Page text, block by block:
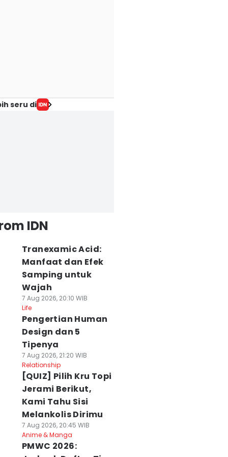
seru di
IDN
Tranexamic Acid:
Manfaat dan Efek
Samping untuk
Wajah
7 Aug 2026, 20:10 WIB
Life
Pengertian Human
Design dan 5
Tipenya
7 Aug 2026, 21:20 WIB
Relationship
[QUIZ] Pilih Kru Topi
Jerami Berikut,
Kami Tahu Sisi
Melankolis Dirimu
7 Aug 2026, 20:45 WIB
Anime & Manga
PMWC 2026: